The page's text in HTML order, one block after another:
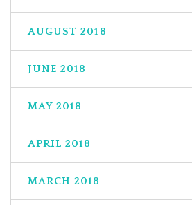
AUGUST 2018
JUNE 2018
MAY 2018
APRIL 2018
MARCH 2018